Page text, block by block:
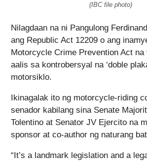
(IBC file photo)
Nilagdaan na ni Pangulong
ang Republic Act 12209 o ang
Motorcycle Crime Prevention Act na
aalis sa kontrobersyal na ‘doble
motorsiklo.
Ikinagalak ito ng motorcycle-riding
senador kabilang sina Senate
Tolentino at Senator JV Ejercito na
sponsor at co-author ng naturang
“It’s a landmark legislation and a